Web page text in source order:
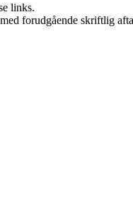
links.
forudgående skriftlig